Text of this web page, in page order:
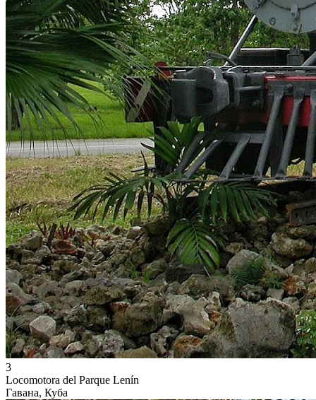
3
Locomotora del Parque Lenín
Гавана, Куба